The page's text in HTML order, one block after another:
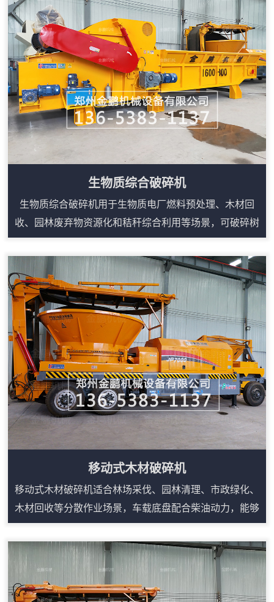
机主要用于粉碎各类稻草，该设备的特点是采用双电机、
减速机来进行驱动双棍进行剪切粉碎，产量相比传统的铡
草机要高。稻草捆粉碎机构造：1、破碎机主体设备...
生物质综合破碎机
生物质综合破碎机用于生物质电厂燃料预处理、木材回
收、园林废弃物资源化和秸秆综合利用等场景，可破碎树
根、模板、托盘、板材、枝丫、圆木边角料等大体积木质
物料。设备采用强力进料和重型破碎结构，能把松散或不
规则原料整理成便于输送、堆放和后续加工的碎料。根据
生产线需求，可配套上料输送、磁选、筛分和出料输送，
形成连续作业流程。其优势在于适用物料广、产量稳定、
维护点集中，适合为锅炉燃烧、制粒、压块或有机覆...
移动式木材破碎机
移动式木材破碎机适合林场采伐、园林清理、市政绿化、
木材回收等分散作业场景，车载底盘配合柴油动力，能够
减少固定生产线对场地和电源的依赖。设备可处理树枝、
树根、板皮、废旧家具、木托盘等多类木质物料，进料口
宽、咬料能力强，搭配输送装置可连续出料。液压翻转和
自动控制便于日常检修，遥控或集中控制可降低现场人员